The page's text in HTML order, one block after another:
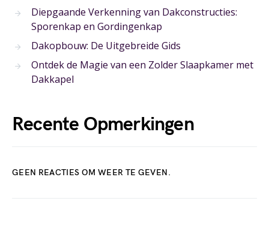
Diepgaande Verkenning van Dakconstructies:
Sporenkap en Gordingenkap
Dakopbouw: De Uitgebreide Gids
Ontdek de Magie van een Zolder Slaapkamer met
Dakkapel
Recente Opmerkingen
GEEN REACTIES OM WEER TE GEVEN.